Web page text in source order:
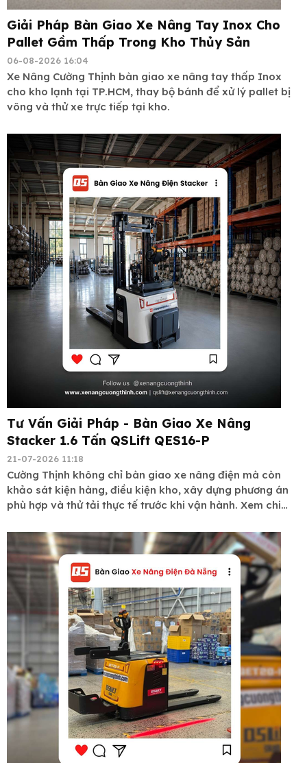
Giải Pháp Bàn Giao Xe Nâng Tay Inox Cho
Pallet Gầm Thấp Trong Kho Thủy Sản
06-08-2026 16:04
Xe Nâng Cường Thịnh bàn giao xe nâng tay thấp Inox
cho kho lạnh tại TP.HCM, thay bộ bánh để xử lý pallet bị
võng và thử xe trực tiếp tại kho.
Tư Vấn Giải Pháp - Bàn Giao Xe Nâng
Stacker 1.6 Tấn QSLift QES16-P
21-07-2026 11:18
Cường Thịnh không chỉ bàn giao xe nâng điện mà còn
khảo sát kiện hàng, điều kiện kho, xây dựng phương án
phù hợp và thử tải thực tế trước khi vận hành. Xem chi